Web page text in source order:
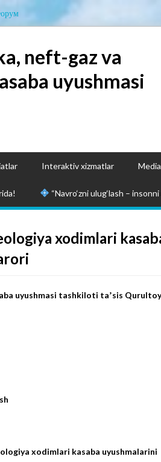
neft-gaz va
uyushmasi
Interaktiv xizmatlar
“Navro‘zni ulug‘lash –
xodimlari
uyushmasi tashkiloti taʼsis
xodimlari kasaba uyushmalarini